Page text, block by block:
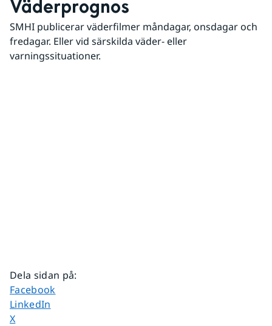
Väderprognos
SMHI publicerar väderfilmer måndagar, onsdagar och
fredagar. Eller vid särskilda väder- eller
varningssituationer.
Dela sidan på:
Dela sidan på
Facebook
Dela sidan på
LinkedIn
Dela sidan på
X